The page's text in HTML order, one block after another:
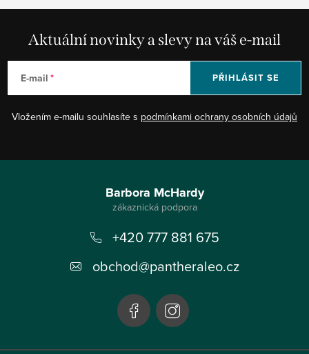
Aktuální novinky a slevy na váš e-mail
E-mail
Vložením e-mailu souhlasíte s podmínkami ochrany osobních údajů
PŘIHLÁSIT SE
Barbora McHardy
+420 777 881 675
obchod@pantheraleo.cz